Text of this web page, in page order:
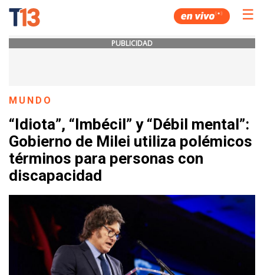
☰
PUBLICIDAD
MUNDO
“Idiota”, “Imbécil” y “Débil mental”:
Gobierno de Milei utiliza polémicos
términos para personas con
discapacidad